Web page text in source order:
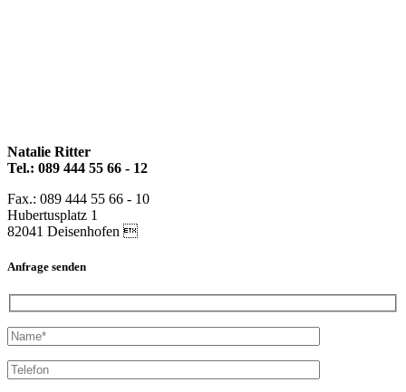
Natalie Ritter
Tel.: 089 444 55 66 - 12
Fax.: 089 444 55 66 - 10
Hubertusplatz 1
82041 Deisenhofen 
Anfrage senden